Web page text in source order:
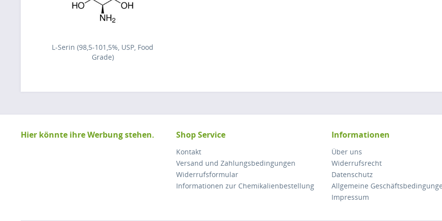
L-Serin (98,5-101,5%, USP, Food
Grade)
Hier könnte ihre Werbung stehen. Shop Service
Kontakt
Versand und Zahlungsbedingungen
Widerrufsformular
Informationen zur Chemikalienbestellung
Informationen
Über uns
Widerrufsrecht
Datenschutz
Allgemeine
Impressum